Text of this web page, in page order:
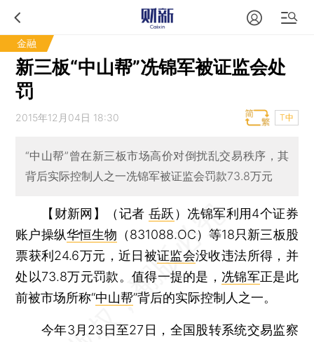
金融
新三板“中山帮”冼锦军被证监会处
罚
2015年12月04日 18:30 T中
“中山帮”曾在新三板市场高价对倒扰乱交易秩序，其
背后实际控制人之一冼锦军被证监会罚款73.8万元
【财新网】（记者岳跃 ） 冼锦军利用4个证券
账户操纵华恒生物 （831088.OC）等18只新三板股
票获利24.6万元，近日被证监会没收违法所得，并
处以73.8万元罚款。值得一提的是， 冼锦军正是此
前被市场所称“中山帮”背后的实际控制人之一。
今年3月23日至27日，全国股转系统交易监察